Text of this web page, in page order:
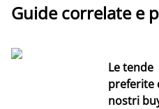
Guide correlate e
Le tende
preferite
nostri